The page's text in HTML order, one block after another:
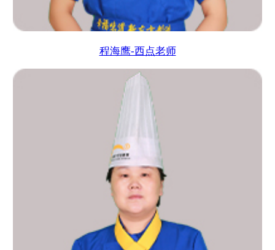
程海鹰-西点老师